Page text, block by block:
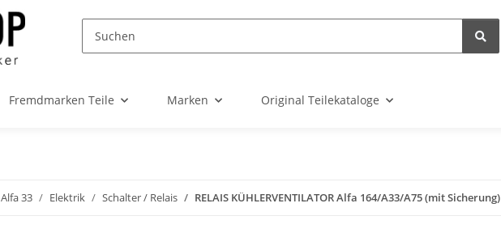
Fremdmarken Teile Marken Original Teilekataloge
Alfa 33 Elektrik Schalter / Relais RELAIS KÜHLERVENTILATOR Alfa 164/A33/A75 (mit Sicherung)